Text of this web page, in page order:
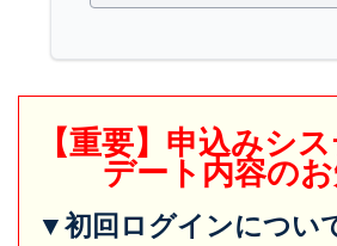
【重要】申込みシ
デート内容の
▼初回ログインについ